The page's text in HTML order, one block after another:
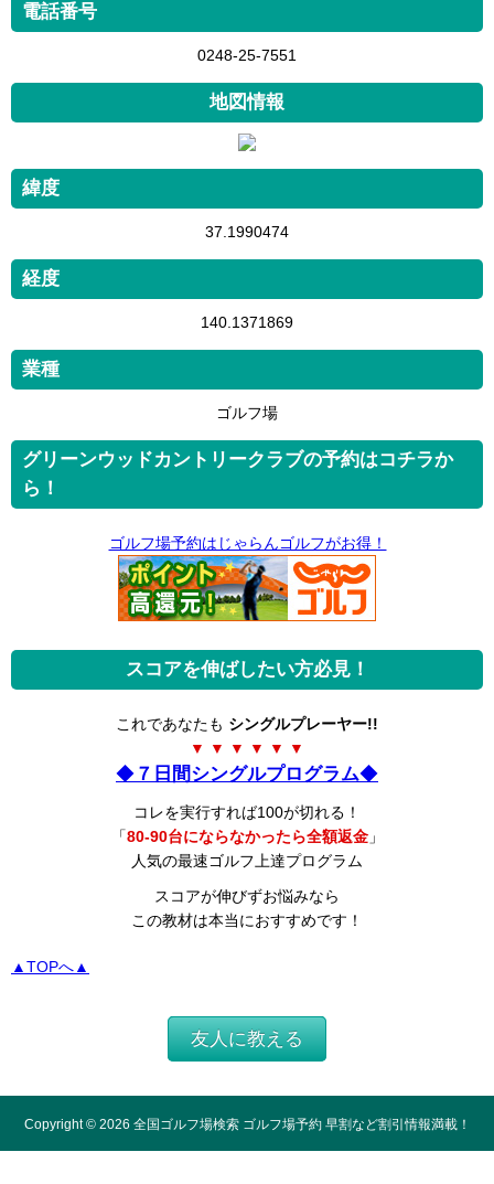
電話番号
0248-25-7551
地図情報
緯度
37.1990474
経度
140.1371869
業種
ゴルフ場
グリーンウッドカントリークラブの予約はコチラか
ら！
ゴルフ場予約はじゃらんゴルフがお得！
スコアを伸ばしたい方必見！
これであなたも シングルプレーヤー!!
▼ ▼ ▼ ▼ ▼ ▼
◆ ７日間シングルプログラム◆
コレを実行すれば100が切れる！
「80-90台にならなかったら全額返金」
人気の最速ゴルフ上達プログラム
スコアが伸びずお悩みなら
この教材は本当におすすめです！
▲TOPへ▲
友人に教える
Copyright © 2026 全国ゴルフ場検索 ゴルフ場予約 早割など割引情報満載！